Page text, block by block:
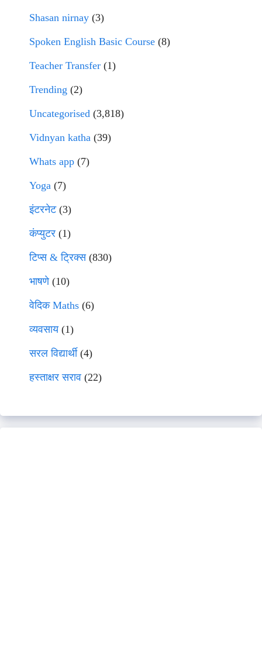
Shasan nirnay (3)
Spoken English Basic Course (8)
Teacher Transfer (1)
Trending (2)
Uncategorised (3,818)
Vidnyan katha (39)
Whats app (7)
Yoga (7)
इंटरनेट(3)
कंप्युटर (1)
टिप्स & ट्रिक्स(830)
भाषणे(10)
वेदिक Maths (6)
व्यवसाय(1)
सरल विद्यार्थी(4)
हस्ताक्षर सराव (22)